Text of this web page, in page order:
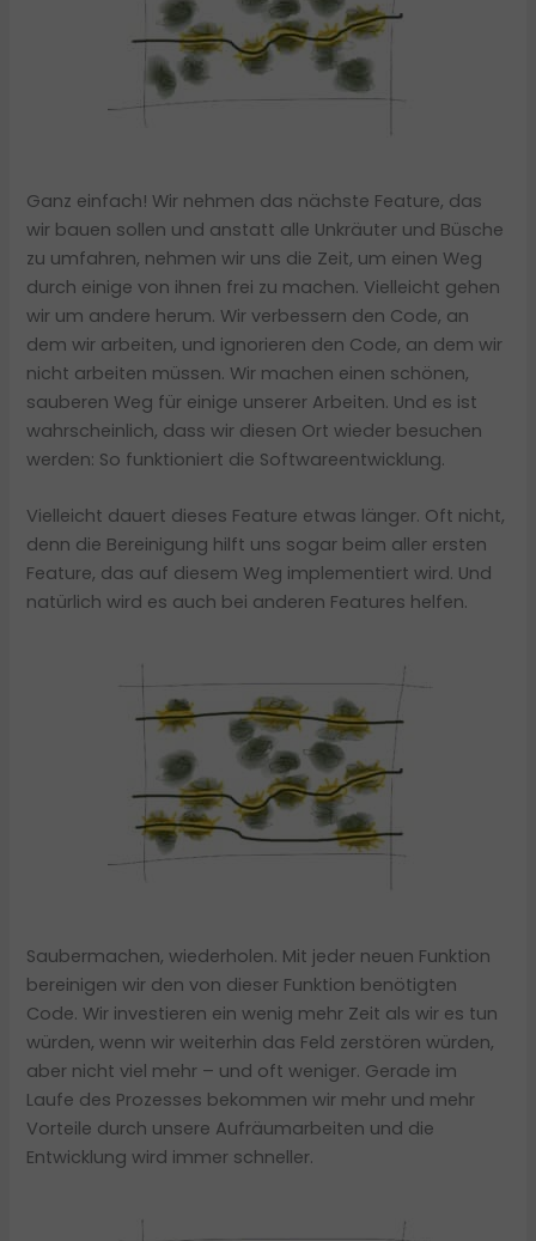
Ganz einfach! Wir nehmen das nächste Feature, das
wir bauen sollen und anstatt alle Unkräuter und Büsche
zu umfahren, nehmen wir uns die Zeit, um einen Weg
durch einige von ihnen frei zu machen. Vielleicht gehen
wir um andere herum. Wir verbessern den Code, an
dem wir arbeiten, und ignorieren den Code, an dem wir
nicht arbeiten müssen. Wir machen einen schönen,
sauberen Weg für einige unserer Arbeiten. Und es ist
wahrscheinlich, dass wir diesen Ort wieder besuchen
werden: So funktioniert die Softwareentwicklung.
Vielleicht dauert dieses Feature etwas länger. Oft nicht,
denn die Bereinigung hilft uns sogar beim aller ersten
Feature, das auf diesem Weg implementiert wird. Und
natürlich wird es auch bei anderen Features helfen.
Saubermachen, wiederholen. Mit jeder neuen Funktion
bereinigen wir den von dieser Funktion benötigten
Code. Wir investieren ein wenig mehr Zeit als wir es tun
würden, wenn wir weiterhin das Feld zerstören würden,
aber nicht viel mehr – und oft weniger. Gerade im
Laufe des Prozesses bekommen wir mehr und mehr
Vorteile durch unsere Aufräumarbeiten und die
Entwicklung wird immer schneller.